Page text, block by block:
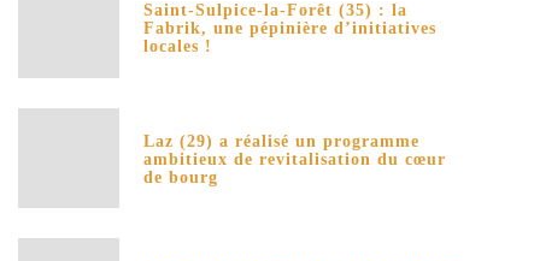
Saint-Sulpice-la-Forêt (35) : la
Fabrik, une pépinière d’initiatives
locales !
Laz (29) a réalisé un programme
ambitieux de revitalisation du cœur
de bourg